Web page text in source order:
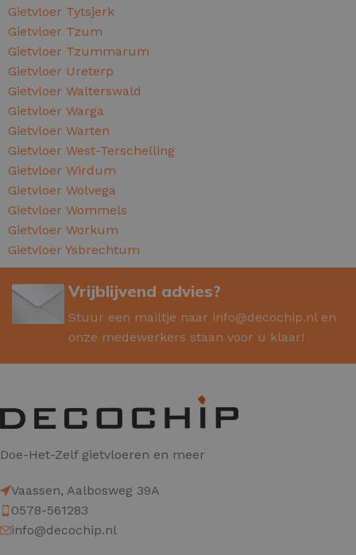
Gietvloer Tytsjerk
Gietvloer Tzum
Gietvloer Tzummarum
Gietvloer Ureterp
Gietvloer Walterswald
Gietvloer Warga
Gietvloer Warten
Gietvloer West-Terschelling
Gietvloer Wirdum
Gietvloer Wolvega
Gietvloer Wommels
Gietvloer Workum
Gietvloer Ysbrechtum
Vrijblijvend advies?
Stuur een mailtje naar info@decochip.nlen
onze medewerkers staan voor u klaar!
Doe-Het-Zelf gietvloeren en meer
Vaassen, Aalbosweg 39A
0578-561283
info@decochip.nl